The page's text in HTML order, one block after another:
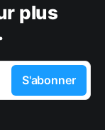
plus
S'abonner